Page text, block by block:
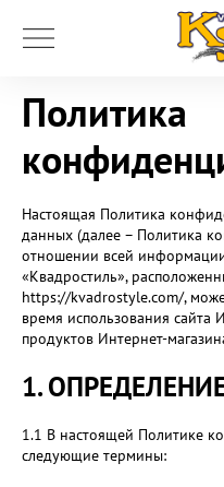
Политика
Настоящая Политика
данных (далее – Политика
отношении всей
«Квадростиль»,
https://kvadrostyle.com/,
время использования сайта
продуктов Интернет-
1.
1.1 В настоящей Политике
следующие термины: